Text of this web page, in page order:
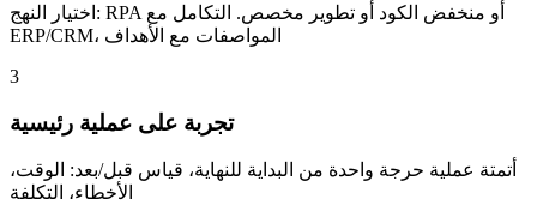
اختيار النهج: RPA أو منخفض الكود أو تطوير مخصص. التكامل مع
ERP/CRM، المواصفات مع الأهداف
3
تجربة على عملية رئيسية
أتمتة عملية حرجة واحدة من البداية للنهاية، قياس قبل/بعد: الوقت،
الأخطاء، التكلفة